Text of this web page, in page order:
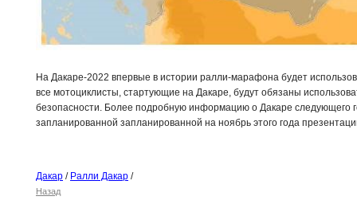
На Дакаре-2022 впервые в истории ралли-марафона будет
все мотоциклисты, стартующие на Дакаре, будут обязаны
безопасности. Более подробную информацию о Дакаре следующего
запланированной запланированной на ноябрь этого года
Дакар / Ралли Дакар /
Назад